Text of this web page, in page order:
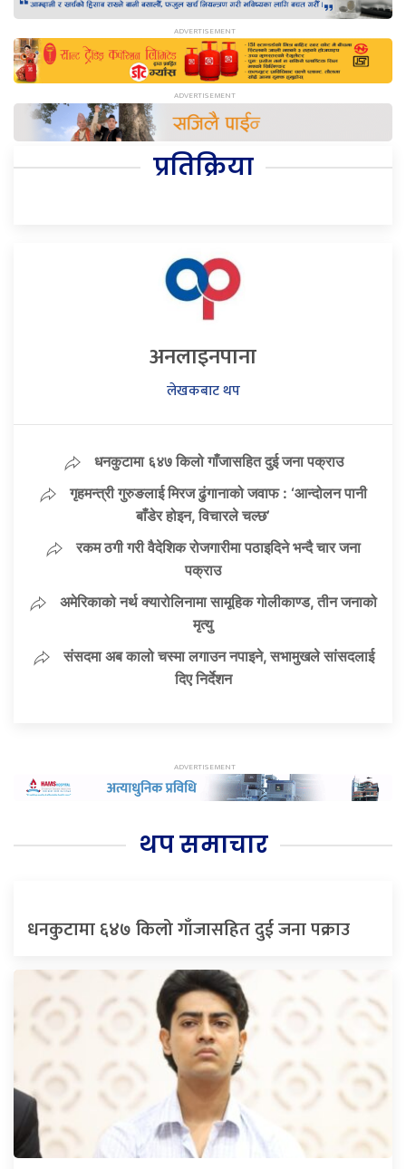
प्रतिक्रिया
अनलाइनपाना
लेखकबाट थप
धनकुटामा ६४७ किलो गाँजासहित दुई जना पक्राउ
गृहमन्त्री गुरुङलाई मिरज ढुंगानाको जवाफ : ‘आन्दोलन पानी
बाँडेर होइन, विचारले चल्छ’
रकम ठगी गरी वैदेशिक रोजगारीमा पठाइदिने भन्दै चार जना
पक्राउ
अमेरिकाको नर्थ क्यारोलिनामा सामूहिक गोलीकाण्ड, तीन जनाको
मृत्यु
संसदमा अब कालो चस्मा लगाउन नपाइने, सभामुखले सांसदलाई
दिए निर्देशन
थप समाचार
धनकुटामा ६४७ किलो गाँजासहित दुई जना पक्राउ